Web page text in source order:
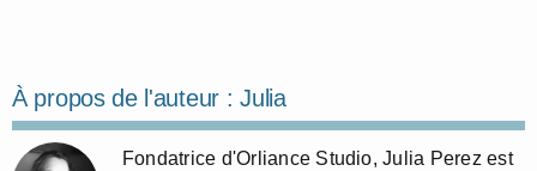
À propos de l'auteur :Julia
Fondatrice d'Orliance Studio, Julia Perez est